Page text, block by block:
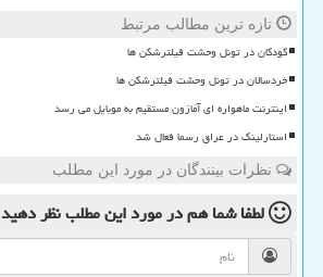
تازه ترین مطالب مرتبط
کودکان در تونل وحشت فیلترشکن ها
خردسالان در تونل وحشت فیلترشکن ها
اینترنت ماهواره ای آمازون مستقیم به موبایل می رسد
استارلینک در عراق رسما فعال شد
نظرات بینندگان در مورد این مطلب
لطفا شما همدر مورد این مطلبنظر دهید